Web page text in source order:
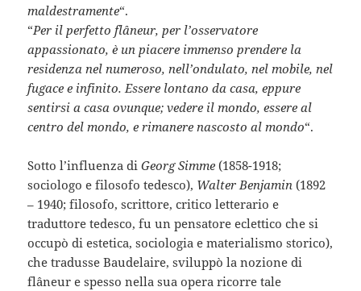
maldestramente“.
“Per il perfetto flâneur, per l’osservatore
appassionato, è un piacere immenso prendere la
residenza nel numeroso, nell’ondulato, nel mobile, nel
fugace e infinito. Essere lontano da casa, eppure
sentirsi a casa ovunque; vedere il mondo, essere al
centro del mondo, e rimanere nascosto al mondo“.
Sotto l’influenza diGeorg Simme (1858-1918;
sociologo e filosofo tedesco), Walter Benjamin (1892
– 1940; filosofo, scrittore, critico letterario e
traduttore tedesco, fu un pensatore eclettico che si
occupò di estetica, sociologia e materialismo storico),
che tradusse Baudelaire, sviluppò la nozione di
flâneur e spesso nella sua opera ricorre tale